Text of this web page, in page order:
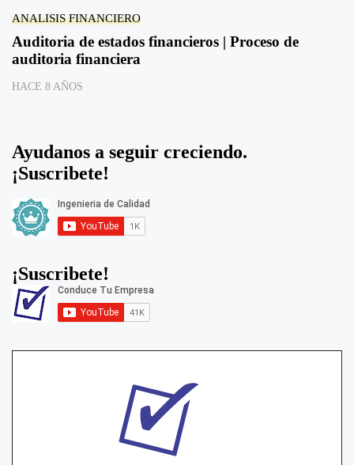
ANALISIS FINANCIERO
Auditoria de estados financieros | Proceso de
auditoria financiera
HACE 8 AÑOS
Ayudanos a seguir creciendo.
¡Suscribete!
¡Suscribete!